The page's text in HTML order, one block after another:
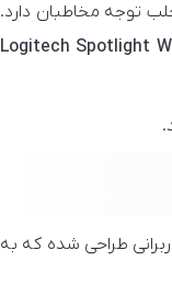
توجه مخاطبان دارد.
Logitech Spotlight
طراحی شده که به